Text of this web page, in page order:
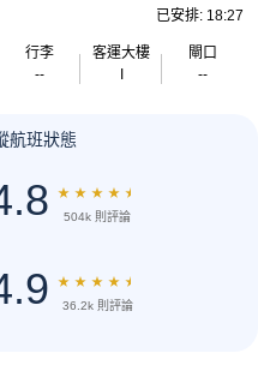
已安排: 18:27
行李
--
客運大樓
閘口
--
航班狀態
★ ★ ★ ★ ★
504k 則評論
★ ★ ★ ★ ★
36.2k 則評論